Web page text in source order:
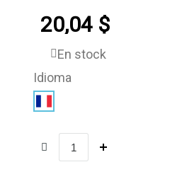
20,04 $
En stock
Idioma